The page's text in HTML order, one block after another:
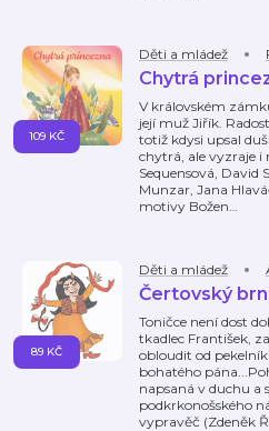
Děti a mládež
Chytrá
V královském
její muž Jiřík.
totiž kdysi upsal
chytrá, ale vyzraje i
Sequensová, David
Munzar, Jana
motivy Božen…
109 KČ
Děti a mládež
Čertovský
Toničce není dost
tkadlec František,
obloudit od
bohatého
napsaná v duchu a
podkrkonošského
vypravěč (Zdeněk
89 KČ